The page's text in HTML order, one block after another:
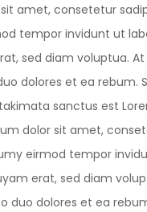
amet, consetetur
tempor invidunt ut
sed diam voluptua.
dolores et ea rebum.
sanctus est
dolor sit amet,
eirmod tempor
erat, sed diam
duo dolores et ea